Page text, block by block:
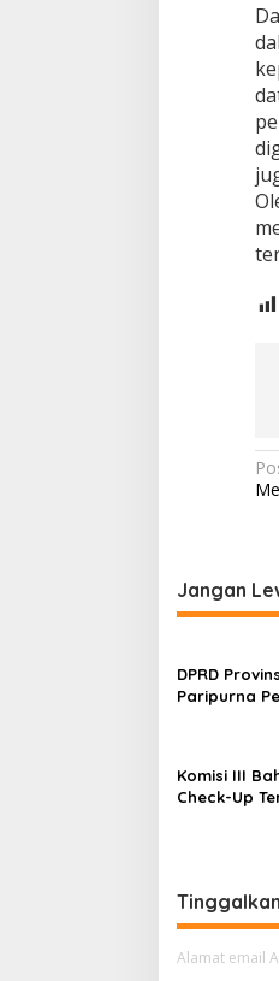
N
a
i
g
s
i
o
s
Jangan
DPRD
Paripurna
Komisi III
Check-Up
Alamat email